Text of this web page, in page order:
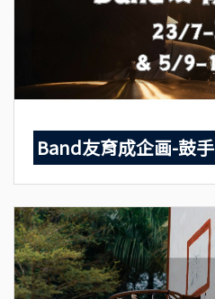
Band友育成企画-鼓手